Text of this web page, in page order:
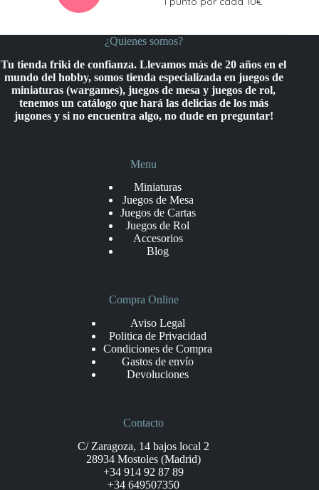
¿Quienes somos?
Tu tienda friki de confianza. Llevamos más de 20 años en el
mundo del hobby, somos tienda especializada en juegos de
miniaturas (wargames), juegos de mesa y juegos de rol,
tenemos un catálogo que hará las delicias de los más
jugones y si no encuentra algo, no dude en preguntar!
Menu
Miniaturas
Juegos de Mesa
Juegos de Cartas
Juegos de Rol
Accesorios
Blog
Compra Online
Aviso Legal
Politica de Privacidad
Condiciones de Compra
Gastos de envío
Devoluciones
Contacto
C/ Zaragoza, 14 bajos local 2
28934 Mostoles (Madrid)
+34 914 92 87 89
+34 649507350